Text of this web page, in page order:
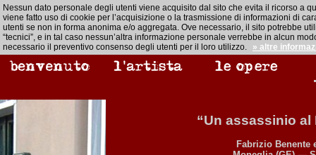
“Un assassinio
Fabrizio Benente
Nessun dato personale degli utenti viene acquisito dal sito che evita il ricorso a
viene fatto uso di cookie per l’acquisizione o la trasmissione di informazioni di
utenti se non in forma anonima e/o aggregata. Ove necessario, il sito potrebbe
“tecnici”, e in tal caso nessun’altra informazione personale verrebbe in alcun
necessario il preventivo consenso degli utenti per il loro utilizzo.
» altre